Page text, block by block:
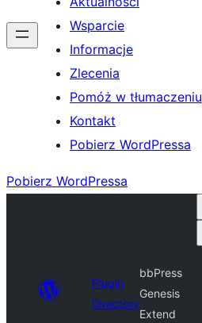
Wsparcie
Informacje
Zlecenia
Pomóż w tłumaczeniu
Kontakt
Pobierz WordPressa
Pobierz WordPressa
Plugin
Directory
bbPress
Genesis
Extend